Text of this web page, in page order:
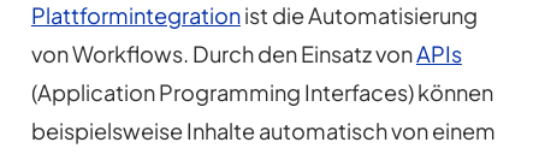
Plattformintegrationist die Automatisierung
von Workflows. Durch den Einsatz vonAPIs
(Application Programming Interfaces) können
beispielsweise Inhalte automatisch von einem